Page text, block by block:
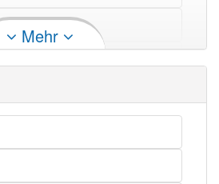
Mehr